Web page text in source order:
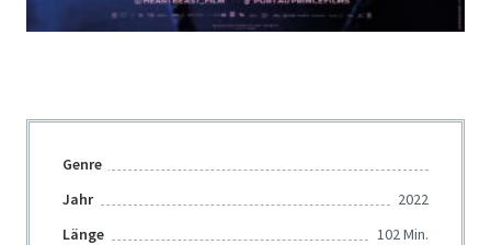
Genre
Jahr
2022
Länge
102 Min.